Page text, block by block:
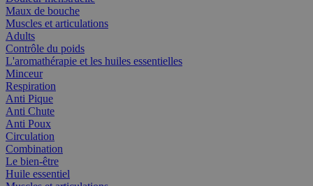
Maux de bouche
Muscles et articulations
Adults
Contrôle du poids
L'aromathérapie et les huiles essentielles
Minceur
Respiration
Anti Pique
Anti Chute
Anti Poux
Circulation
Combination
Le bien-être
Huile essentiel